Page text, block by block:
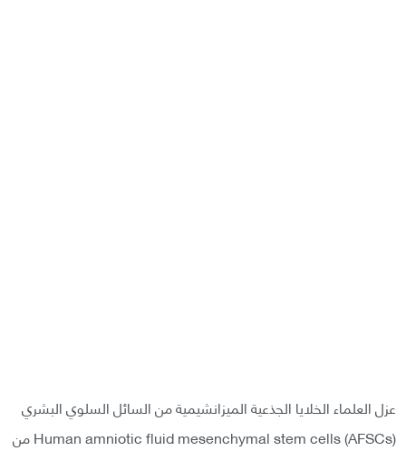
عزل العلماء الخلايا الجذعية الميزانشيمية من السائل السلوي البشري
Human amniotic fluid mesenchymal stem cells (AFSCs) من